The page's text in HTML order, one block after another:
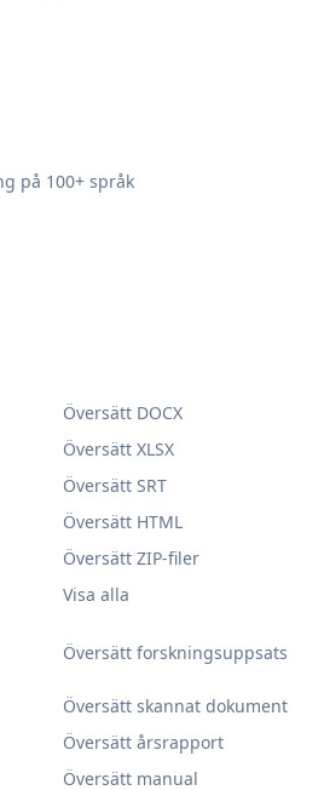
på 100+ språk
Översätt forskningsuppsats
Översätt skannat dokument
Översätt årsrapport
Översätt manual
Översätt DOCX
Översätt XLSX
Översätt SRT
Översätt HTML
Översätt ZIP-filer
Visa alla